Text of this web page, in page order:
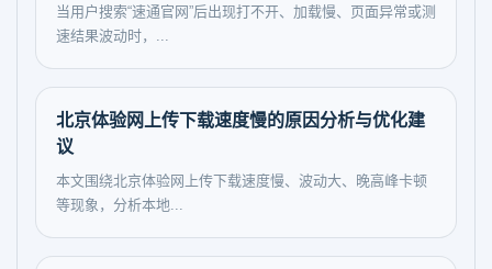
当用户搜索“速通官网”后出现打不开、加载慢、页面异常或测
速结果波动时，...
北京体验网上传下载速度慢的原因分析与优化建
议
本文围绕北京体验网上传下载速度慢、波动大、晚高峰卡顿
等现象，分析本地...